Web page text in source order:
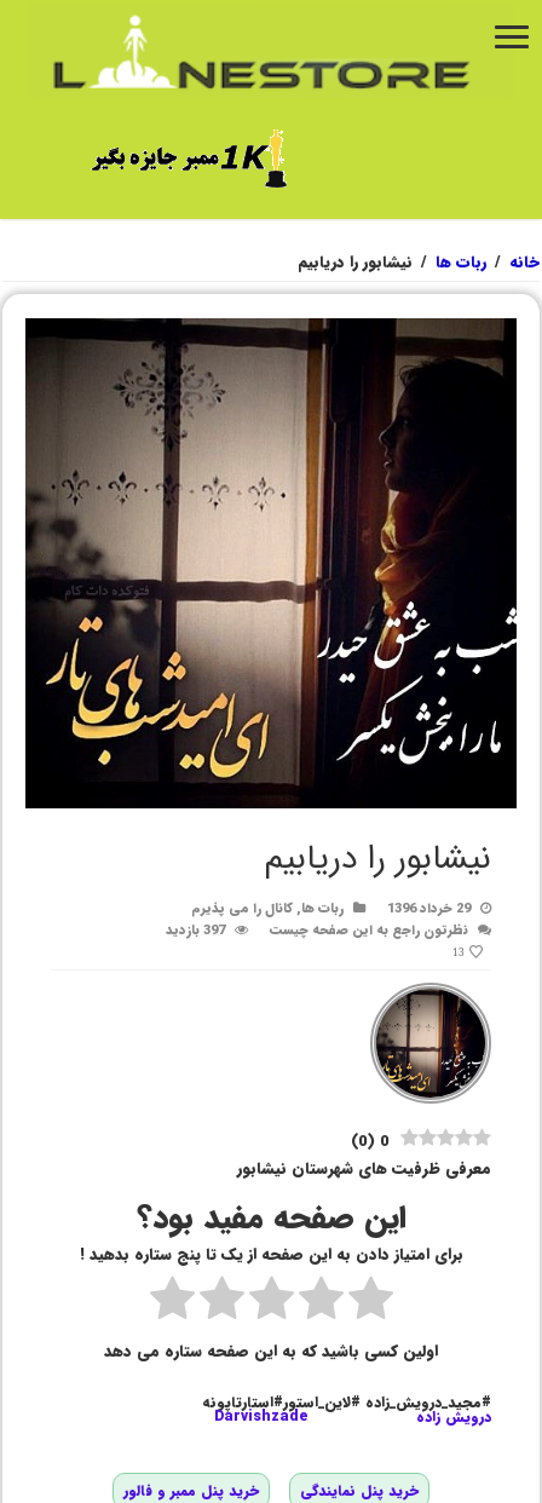
خانه / ربات ها / نیشابور را دریابیم
نیشابور را دریابیم
29 خرداد 1396 ربات ها,کانال را می پذیرم
نظرتون راجع به این صفحه چیست
397 بازدید
13
0
(
0
)
معرفی ظرفیت های شهرستان نیشابور
این صفحه مفید بود؟
برای امتیاز دادن به این صفحه از یک تا پنج ستاره بدهید !
اولین کسی باشید که به این صفحه ستاره می دهد
#مجید_درویش_زاده #لاین_استور#استارتاپونه
درویش زاده Darvishzade
خرید پنل نمایندگی خرید پنل ممبر و فالور